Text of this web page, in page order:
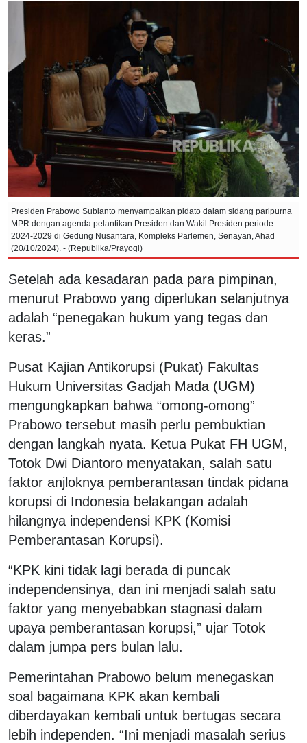
Presiden Prabowo Subianto menyampaikan pidato dalam sidang paripurna
MPR dengan agenda pelantikan Presiden dan Wakil Presiden periode
2024-2029 di Gedung Nusantara, Kompleks Parlemen, Senayan, Ahad
(20/10/2024). - (Republika/Prayogi)
Setelah ada kesadaran pada para pimpinan,
menurut Prabowo yang diperlukan selanjutnya
adalah “penegakan hukum yang tegas dan
keras.”
Pusat Kajian Antikorupsi (Pukat) Fakultas
Hukum Universitas Gadjah Mada (UGM)
mengungkapkan bahwa “omong-omong”
Prabowo tersebut masih perlu pembuktian
dengan langkah nyata. Ketua Pukat FH UGM,
Totok Dwi Diantoro menyatakan, salah satu
faktor anjloknya pemberantasan tindak pidana
korupsi di Indonesia belakangan adalah
hilangnya independensi KPK (Komisi
Pemberantasan Korupsi).
“KPK kini tidak lagi berada di puncak
independensinya, dan ini menjadi salah satu
faktor yang menyebabkan stagnasi dalam
upaya pemberantasan korupsi,” ujar Totok
dalam jumpa pers bulan lalu.
Pemerintahan Prabowo belum menegaskan
soal bagaimana KPK akan kembali
diberdayakan kembali untuk bertugas secara
lebih independen. “Ini menjadi masalah serius